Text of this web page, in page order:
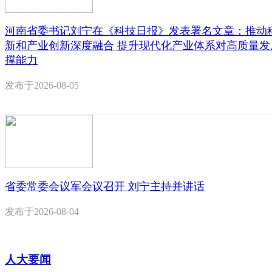
河南省委书记刘宁在《科技日报》发表署名文章：推动
新和产业创新深度融合 提升现代化产业体系对高质量
撑能力
发布于2026-08-05
省委常委会议军会议召开 刘宁主持并讲话
发布于2026-08-04
人大要闻